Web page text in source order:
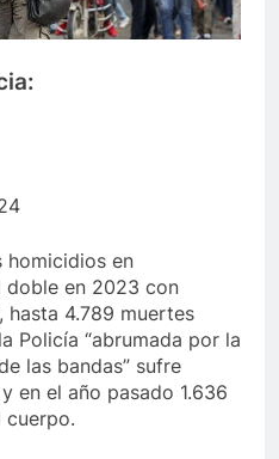
homicidios en
doble en 2023 con
hasta 4.789 muertes
Policía “abrumada por la
las bandas” sufre
en el año pasado 1.636
cuerpo.